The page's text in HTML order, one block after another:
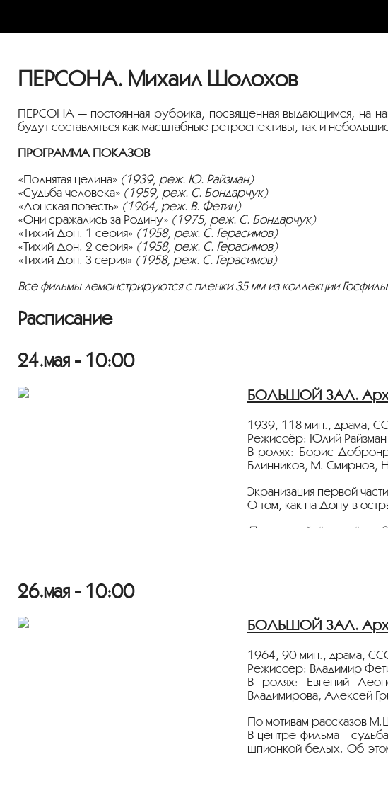
ПЕРСОНА. Михаил Шолохов
ПЕРСОНА — постоянная рубрика, посвященная выдающимся, на
будут составляться как масштабные ретроспективы, так и
ПРОГРАММА ПОКАЗОВ
«Поднятая целина» (1939, реж. Ю. Райзман)
«Судьба человека» (1959, реж. С. Бондарчук)
«Донская повесть» (1964, реж. В. Фетин)
«Они сражались за Родину» (1975, реж. С. Бондарчук)
«Тихий Дон. 1 серия» (1958, реж. С. Герасимов)
«Тихий Дон. 2 серия» (1958, реж. С. Герасимов)
«Тихий Дон. 3 серия» (1958, реж. С. Герасимов)
Все фильмы демонстрируются с пленки 35 мм из коллекции
Расписание
24.мая - 10:00
БОЛЬШОЙ ЗАЛ.
1939, 118 мин., драма,
Режиссёр: Юлий Райзман
В ролях: Борис
Блинников, М. Смирнов,
Экранизация первой
О том, как на Дону в
Показ пройдёт с плёнки
26.мая - 10:00
БОЛЬШОЙ ЗАЛ.
1964, 90 мин., драма,
Режиссер: Владимир
В ролях: Евгений
Владимирова, Алексей
По мотивам рассказов
В центре фильма -
шпионкой белых. Об
Кассовым чемпионом